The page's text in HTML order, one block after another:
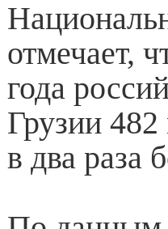
отмечает,
года
Грузии
в два раза